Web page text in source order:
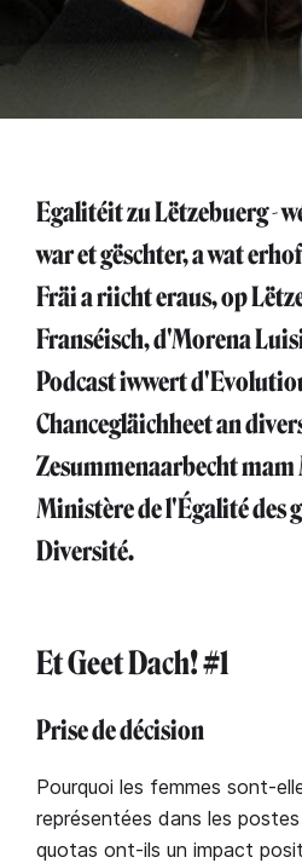
Egalitéit zu Lëtzebuerg -
war et gëschter, a wat
Fräi a riicht eraus, op
Franséisch, d'Morena
Podcast iwwert
Chancegläichheet an
Zesummenaarbecht mam
Ministère de l'Égalité des
Diversité.
Et Geet Dach! #1
Prise de décision
Pourquoi les femmes sont-
représentées dans les
quotas ont-ils un impact